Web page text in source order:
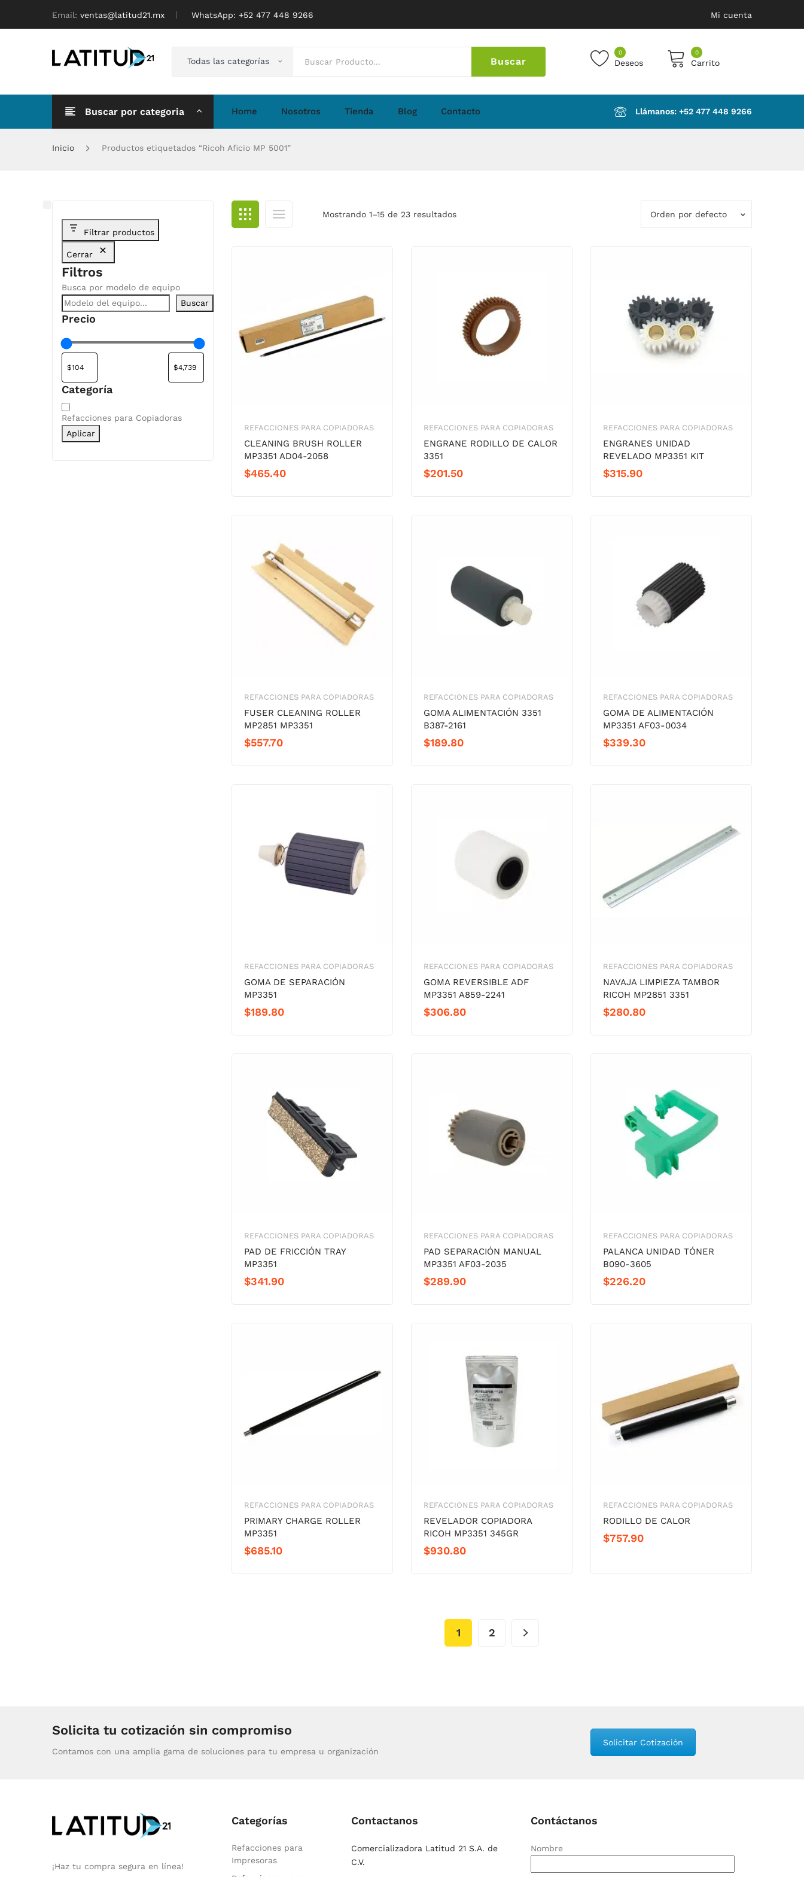
Email: ventas@latitud21.mx WhatsApp: ‪+52 477 448 9266 Mi cuenta
Todas las categorías Buscar
0
Deseos
0
Carrito
No products in the cart.
Buscar por categoria Home Nosotros Tienda Blog Contacto Llámanos: ‪+52 477 448 9266‬
Inicio Productos etiquetados “Ricoh Aficio MP 5001”
Mostrando 1–15 de 23 resultados Orden por defecto
REFACCIONES PARA COPIADORAS
CLEANING BRUSH ROLLER
MP3351 AD04-2058
$465.40
REFACCIONES PARA COPIADORAS
ENGRANE RODILLO DE CALOR
3351
$201.50
REFACCIONES PARA COPIADORAS
ENGRANES UNIDAD
REVELADO MP3351 KIT
$315.90
REFACCIONES PARA COPIADORAS
FUSER CLEANING ROLLER
MP2851 MP3351
$557.70
REFACCIONES PARA COPIADORAS
GOMA ALIMENTACIÓN 3351
B387-2161
$189.80
REFACCIONES PARA COPIADORAS
GOMA DE ALIMENTACIÓN
MP3351 AF03-0034
$339.30
REFACCIONES PARA COPIADORAS
GOMA DE SEPARACIÓN
MP3351
$189.80
REFACCIONES PARA COPIADORAS
GOMA REVERSIBLE ADF
MP3351 A859-2241
$306.80
REFACCIONES PARA COPIADORAS
NAVAJA LIMPIEZA TAMBOR
RICOH MP2851 3351
$280.80
REFACCIONES PARA COPIADORAS
PAD DE FRICCIÓN TRAY
MP3351
$341.90
REFACCIONES PARA COPIADORAS
PAD SEPARACIÓN MANUAL
MP3351 AF03-2035
$289.90
REFACCIONES PARA COPIADORAS
PALANCA UNIDAD TÓNER
B090-3605
$226.20
REFACCIONES PARA COPIADORAS
PRIMARY CHARGE ROLLER
MP3351
$685.10
REFACCIONES PARA COPIADORAS
REVELADOR COPIADORA
RICOH MP3351 345GR
$930.80
REFACCIONES PARA COPIADORAS
RODILLO DE CALOR
$757.90
1 2
Filtrar productos
Cerrar
Filtros
Busca por modelo de equipo
Buscar
Precio
Categoría
Categoría
Refacciones para Copiadoras
Aplicar
Solicita tu cotización sin compromiso
Contamos con una amplia gama de soluciones para tu empresa u organización
Solicitar Cotización
¡Haz tu compra segura en línea!
Categorías
Refacciones para
Impresoras
Contactanos
Comercializadora Latitud 21 S.A. de
C.V.
Contáctanos
Nombre